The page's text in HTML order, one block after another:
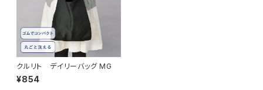
クルリト デイリーバッグ MG
¥854